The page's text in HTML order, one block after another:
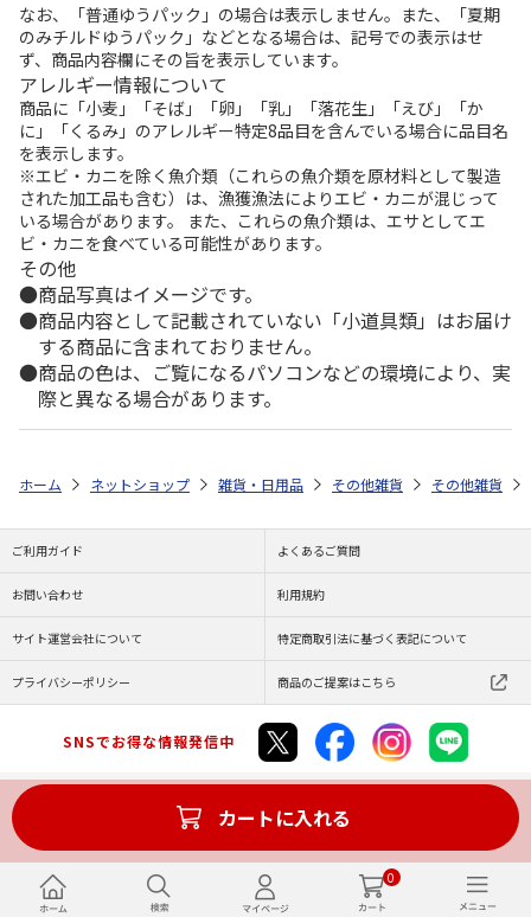
0
なお、「普通ゆうパック」の場合は表示しません。また、「夏期
のみチルドゆうパック」などとなる場合は、記号での表示はせ
ず、商品内容欄にその旨を表示しています。
アレルギー情報について
商品に「小麦」「そば」「卵」「乳」「落花生」「えび」「か
に」「くるみ」のアレルギー特定8品目を含んでいる場合に品目名
を表示します。
※エビ・カニを除く魚介類（これらの魚介類を原材料として製造
された加工品も含む）は、漁獲漁法によりエビ・カニが混じって
いる場合があります。 また、これらの魚介類は、エサとしてエ
ビ・カニを食べている可能性があります。
その他
商品写真はイメージです。
商品内容として記載されていない「小道具類」はお届け
する商品に含まれておりません。
商品の色は、ご覧になるパソコンなどの環境により、実
際と異なる場合があります。
カートに入れる
ホーム ネットショップ 雑貨・日用品 その他雑貨 その他雑貨
ご利用ガイド よくあるご質問
お問い合わせ 利用規約
サイト運営会社について 特定商取引法に基づく表記について
プライバシーポリシー 商品のご提案はこちら
SNSでお得な情報発信中